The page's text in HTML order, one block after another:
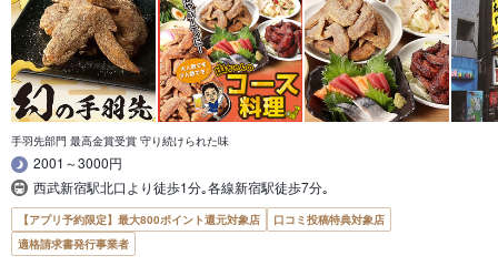
手羽先部門 最高金賞受賞 守り続けられた味
2001～3000円
西武新宿駅北口より徒歩1分｡各線新宿駅徒歩7分｡
【アプリ予約限定】最大800ポイント還元対象店
口コミ投稿特典対象店
適格請求書発行事業者